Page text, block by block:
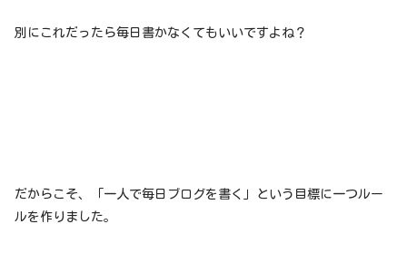
別にこれだったら毎日書かなくてもいいですよね？
だからこそ、「一人で毎日ブログを書く」という目標に一つルー
ルを作りました。